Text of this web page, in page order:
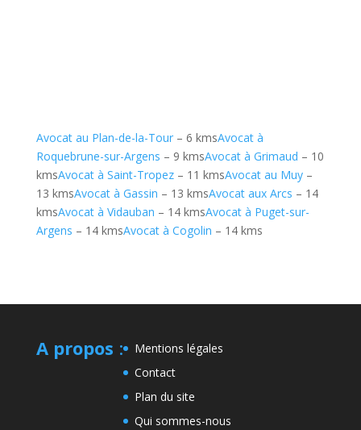
Avocat au Plan-de-la-Tour– 6 kmsAvocat à
Roquebrune-sur-Argens – 9 kmsAvocat à Grimaud – 10
kmsAvocat à Saint-Tropez– 11 kmsAvocat au Muy–
13 kmsAvocat à Gassin – 13 kmsAvocat aux Arcs – 14
kmsAvocat à Vidauban – 14 kmsAvocat à Puget-sur-
Argens – 14 kmsAvocat à Cogolin – 14 kms
A propos :
Mentions légales
Contact
Plan du site
Qui sommes-nous